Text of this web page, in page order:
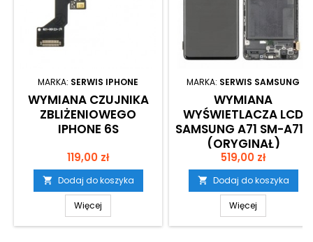
MARKA: SERWIS IPHONE
WYMIANA CZUJNIKA
ZBLIŻENIOWEGO
IPHONE 6S
Cena
119,00 zł
 Dodaj do koszyka
Więcej
MARKA: SERWIS SAMSUNG
WYMIANA
WYŚWIETLACZA LCD
SAMSUNG A71 SM-A715
(ORYGINAŁ)
Cena
519,00 zł
 Dodaj do koszyka
Więcej